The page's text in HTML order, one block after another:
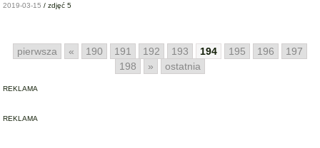
2019-03-15 / zdjęć 5
pierwsza « 190 191 192 193 194 195 196
197
198
» ostatnia
REKLAMA
REKLAMA